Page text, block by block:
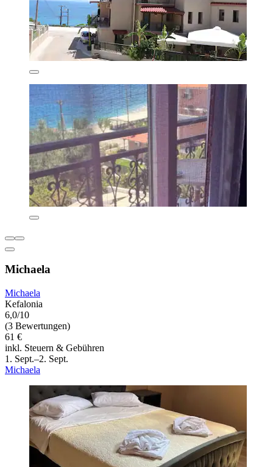
Michaela
Michaela
Kefalonia
6,0/10
(3 Bewertungen)
61 €
inkl. Steuern & Gebühren
1. Sept.–2. Sept.
Michaela